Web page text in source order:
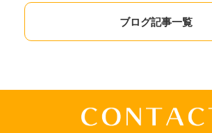
ブログ記事一覧